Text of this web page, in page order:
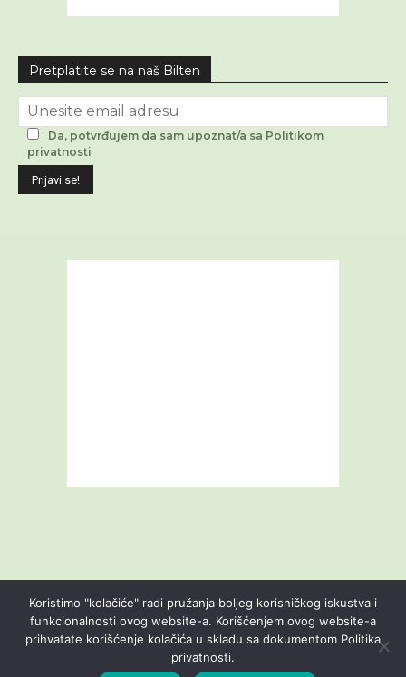
Pretplatite se na naš Bilten
Da, potvrđujem da sam upoznat/a sa Politikom
privatnosti
Livestream Blog O nama
Kontakt
Uslovi korišćenja
Politika privatnosti
Koristimo "kolačiće" radi pružanja boljeg korisničkog iskustva i
funkcionalnosti ovog website-a. Korišćenjem ovog website-a
prihvatate korišćenje kolačića u skladu sa dokumentom Politika
privatnosti.